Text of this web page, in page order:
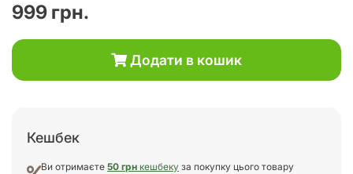
999 грн.
Додати в кошик
Кешбек
Ви отримаєте 50 грн кешбеку за покупку цього товару